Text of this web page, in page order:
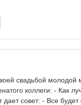
свадьбой молодой
коллеги: - Как
дает совет: - Все